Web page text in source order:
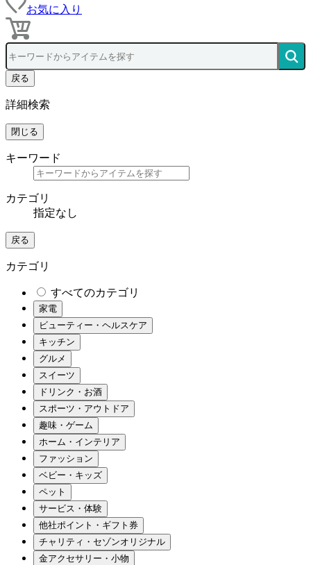
お気に入り
戻る
詳細検索
閉じる
キーワード
カテゴリ
指定なし
戻る
カテゴリ
すべてのカテゴリ
家電
ビューティー・ヘルスケア
キッチン
グルメ
スイーツ
ドリンク・お酒
スポーツ・アウトドア
趣味・ゲーム
ホーム・インテリア
ファッション
ベビー・キッズ
ペット
サービス・体験
他社ポイント・ギフト券
チャリティ・セゾンオリジナル
金アクセサリー・小物